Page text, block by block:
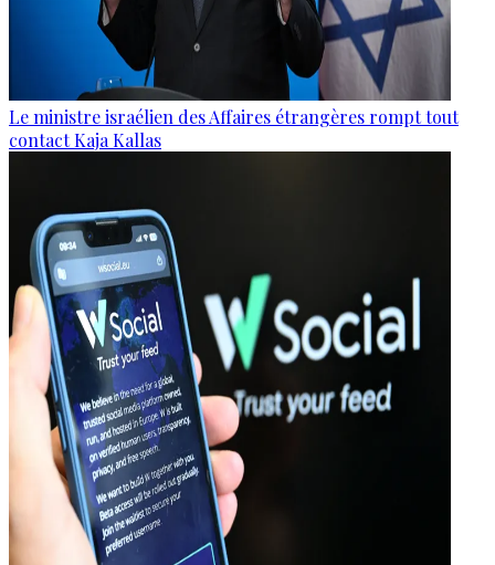
Le ministre israélien des Affaires étrangères rompt tout
contact Kaja Kallas